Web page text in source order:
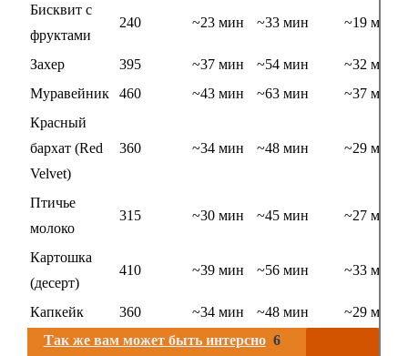
Бисквит с
фруктами
240 ~23 мин ~33 мин ~19 мин
Захер 395 ~37 мин ~54 мин
~32 мин
Муравейник
460 ~43 мин ~63 мин
~37 мин
Красный
бархат (Red
Velvet)
360 ~34 мин ~48 мин ~29 мин
Птичье
молоко
315 ~30 мин ~45 мин ~27 мин
Картошка
(десерт)
410 ~39 мин ~56 мин ~33 мин
Капкейк 360 ~34 мин ~48 мин
~29 мин
Так же вам может быть интерсно 6